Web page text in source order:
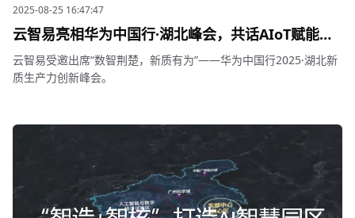
2025-08-25 16:47:47
云智易亮相华为中国行·湖北峰会，共话AIoT赋能园
区治理新格局
云智易受邀出席“数智荆楚，新质有为”——华为中国行2025·湖北新
质生产力创新峰会。